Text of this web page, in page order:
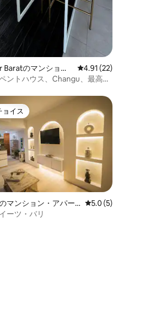
Baratのマンショ
ト
レビュー22件、5つ
4.91 (22)
ントハウス、Changu、最高の
ョイス
ョイス
マンション・アパー
レビュー5件、5つ
5.0 (5)
ーツ・バリ